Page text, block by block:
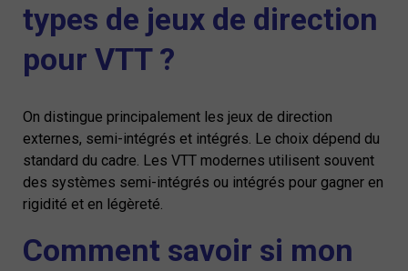
types de jeux de direction
pour VTT ?
On distingue principalement les jeux de direction
externes, semi-intégrés et intégrés. Le choix dépend du
standard du cadre. Les VTT modernes utilisent souvent
des systèmes semi-intégrés ou intégrés pour gagner en
rigidité et en légèreté.
Comment savoir si mon